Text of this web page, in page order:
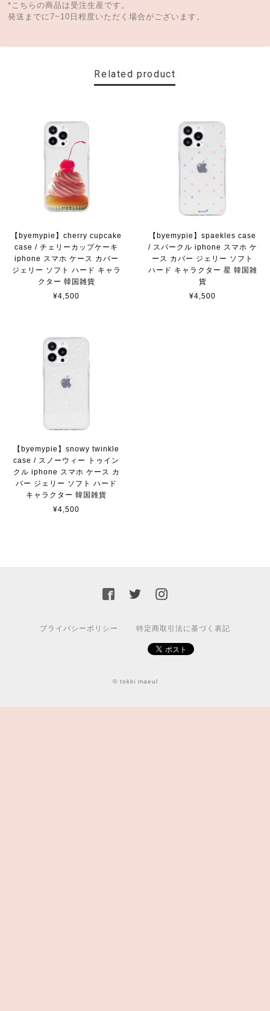
*こちらの商品は受注生産です。
発送までに7~10日程度いただく場合がございます。
Related product
【byemypie】cherry cupcake
case / チェリーカップケーキ
iphone スマホ ケース カバー
ジェリー ソフト ハード キャラ
クター 韓国雑貨
¥4,500
【byemypie】spaekles case
/ スパークル iphone スマホ ケ
ース カバー ジェリー ソフト
ハード キャラクター 星 韓国雑
貨
¥4,500
【byemypie】snowy twinkle
case / スノーウィー トゥイン
クル iphone スマホ ケース カ
バー ジェリー ソフト ハード
キャラクター 韓国雑貨
¥4,500
プライバシーポリシー 特定商取引法に基づく表記
© tokki maeul